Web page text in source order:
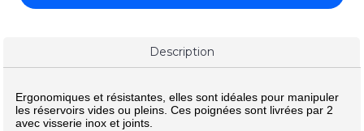
Description
Ergonomiques et résistantes, elles sont idéales pour manipuler
les réservoirs vides ou pleins. Ces poignées sont livrées par 2
avec visserie inox et joints.